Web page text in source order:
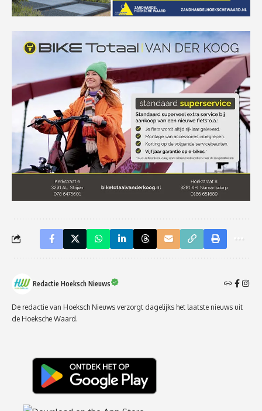
Redactie Hoeksch Nieuws
De redactie van Hoeksch Nieuws verzorgt dagelijks het laatste nieuws uit
de Hoeksche Waard.